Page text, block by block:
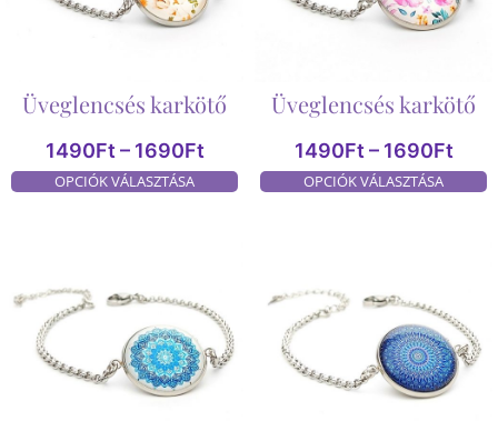
Üveglencsés karkötő
1490Ft – 1690Ft
OPCIÓK VÁLASZTÁSA
Üveglencsés karkötő
1490Ft – 1690Ft
OPCIÓK VÁLASZTÁSA